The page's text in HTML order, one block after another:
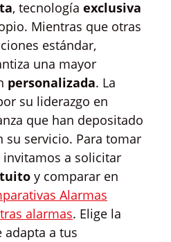
, tecnología exclusiva
Mientras que otras
estándar,
una mayor
personalizada. La
su liderazgo en
que han depositado
su servicio. Para tomar
a solicitar
y comparar en
Alarmas
alarmas. Elige la
a tus